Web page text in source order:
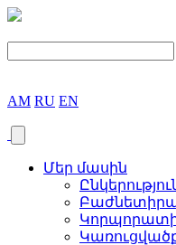
AM RU EN
Մեր մասին